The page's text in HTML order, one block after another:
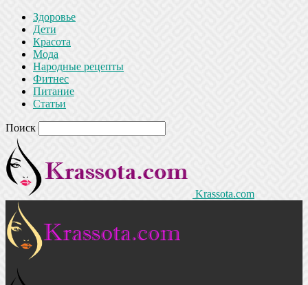
Здоровье
Дети
Красота
Мода
Народные рецепты
Фитнес
Питание
Статьи
Поиск
Krassota.com